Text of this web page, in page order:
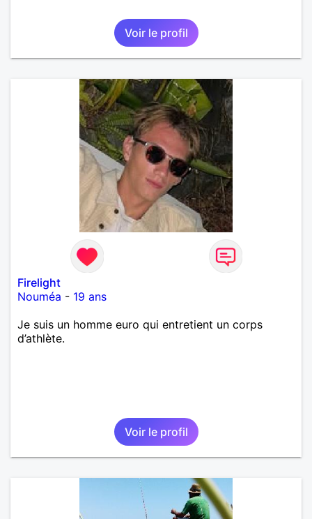
Voir le profil
Firelight
Nouméa - 19 ans
Je suis un homme euro qui entretient un corps
d’athlète.
Voir le profil